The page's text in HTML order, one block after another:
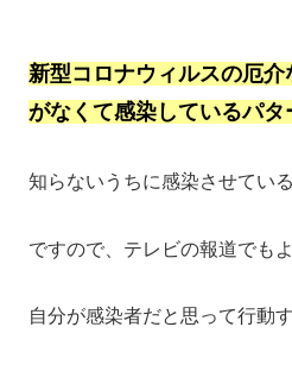
新型コロナウィルスの厄
がなくて感染しているパタ
知らないうちに感染させてい
ですので、テレビの報道でも
自分が感染者だと思って行動